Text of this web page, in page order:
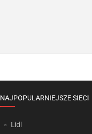
NAJPOPULARNIEJSZE SIECI
Lidl